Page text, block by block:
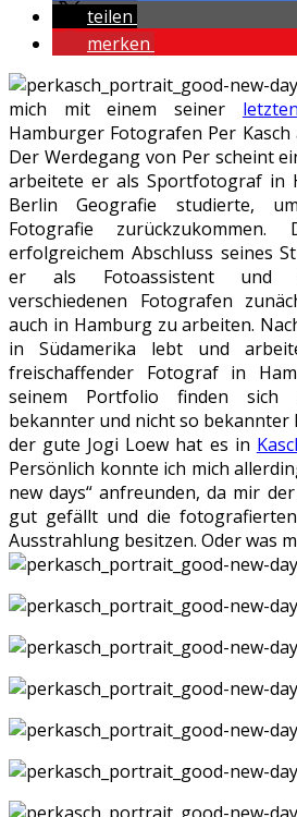
teilen
merken
mich mit einem seiner
Hamburger Fotografen Per
Der Werdegang von Per scheint
arbeitete er als Sportfotograf in
Berlin Geografie studierte,
Fotografie
erfolgreichem Abschluss seines
er als Fotoassistent und
verschiedenen Fotografen
auch in Hamburg zu arbeiten.
in Südamerika lebt und
freischaffender Fotograf in
seinem Portfolio finden sich
bekannter und nicht so bekannter
der gute Jogi Loew hat es in
Persönlich konnte ich mich
new days“ anfreunden, da mir
gut gefällt und die
Ausstrahlung besitzen. Oder was